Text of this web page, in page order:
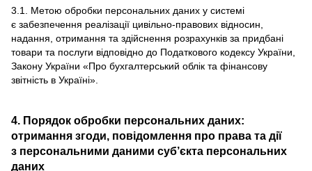
3.1. Метою обробки персональних даних у системі
є забезпечення реалізації цивільно-правових відносин,
надання, отримання та здійснення розрахунків за придбані
товари та послуги відповідно до Податкового кодексу України,
Закону України «Про бухгалтерський облік та фінансову
звітність в Україні».
4. Порядок обробки персональних даних:
отримання згоди, повідомлення про права та дії
з персональними даними суб’єкта персональних
даних